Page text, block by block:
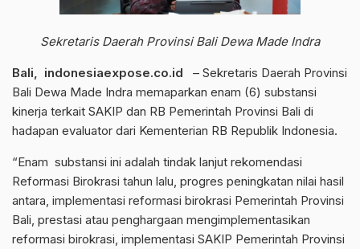
Sekretaris Daerah Provinsi Bali Dewa Made Indra
Bali, indonesiaexpose.co.id
– Sekretaris Daerah Provinsi
Bali Dewa Made Indra memaparkan enam (6) substansi
kinerja terkait SAKIP dan RB Pemerintah Provinsi Bali di
hadapan evaluator dari Kementerian RB Republik Indonesia.
“Enam substansi ini adalah tindak lanjut rekomendasi
Reformasi Birokrasi tahun lalu, progres peningkatan nilai hasil
antara, implementasi reformasi birokrasi Pemerintah Provinsi
Bali, prestasi atau penghargaan mengimplementasikan
reformasi birokrasi, implementasi SAKIP Pemerintah Provinsi